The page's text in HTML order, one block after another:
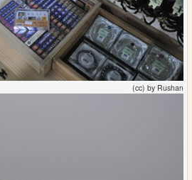
(cc) by Rushan